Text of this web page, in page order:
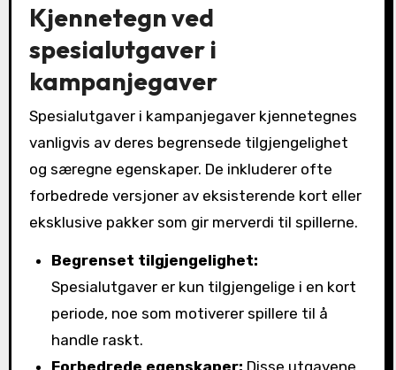
Kjennetegn ved
spesialutgaver i
kampanjegaver
Spesialutgaver i kampanjegaver kjennetegnes
vanligvis av deres begrensede tilgjengelighet
og særegne egenskaper. De inkluderer ofte
forbedrede versjoner av eksisterende kort eller
eksklusive pakker som gir merverdi til spillerne.
Begrenset tilgjengelighet:
Spesialutgaver er kun tilgjengelige i en kort
periode, noe som motiverer spillere til å
handle raskt.